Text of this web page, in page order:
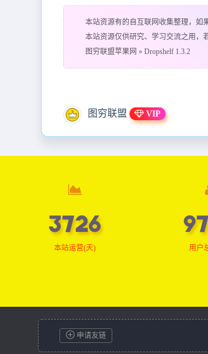
本站资源有的自互联网收集整理，如
本站资源仅供研究、学习交流之用，
图穷联盟苹果网 » Dropshelf 1.3.2
图穷联盟 VIP
3745
本站运营(天) 用户
申请友链